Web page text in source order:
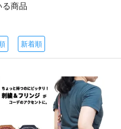
る商品
新着順